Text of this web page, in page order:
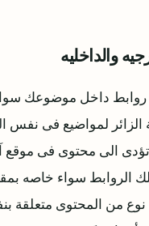
والداخليه
روابط داخل موضوعك
الزائر لمواضيع فى نفس
الى محتوى فى موقع
الروابط سواء خاصه
نوع من المحتوى متعلقة